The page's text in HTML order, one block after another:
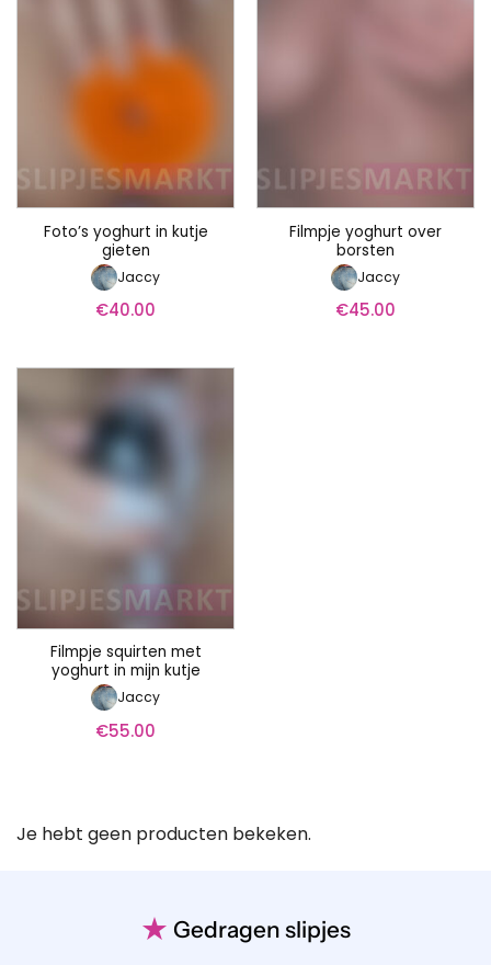
Foto’s yoghurt in kutje
gieten
Jaccy
€40.00
Filmpje yoghurt over
borsten
Jaccy
€45.00
Filmpje squirten met
yoghurt in mijn kutje
Jaccy
€55.00
Je hebt geen producten bekeken.
★ Gedragen slipjes